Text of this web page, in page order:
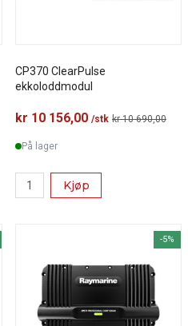
CP370 ClearPulse
ekkoloddmodul
kr 10 156,00 /stk kr 10 690,00
På lager
Kjøp
-5%